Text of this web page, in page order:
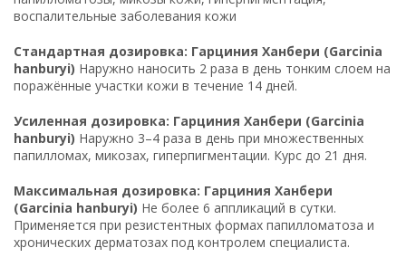
воспалительные заболевания кожи
Стандартная дозировка: Гарциния Ханбери (Garcinia
hanburyi) Наружно наносить 2 раза в день тонким слоем на
поражённые участки кожи в течение 14 дней.
Усиленная дозировка: Гарциния Ханбери (Garcinia
hanburyi) Наружно 3–4 раза в день при множественных
папилломах, микозах, гиперпигментации. Курс до 21 дня.
Максимальная дозировка: Гарциния Ханбери
(Garcinia hanburyi) Не более 6 аппликаций в сутки.
Применяется при резистентных формах папилломатоза и
хронических дерматозах под контролем специалиста.